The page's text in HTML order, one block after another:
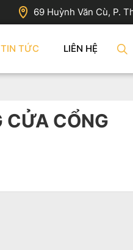
69 Huỳnh Văn Cù, P.
TIN TỨC LIÊN HỆ
CỬA CỔNG